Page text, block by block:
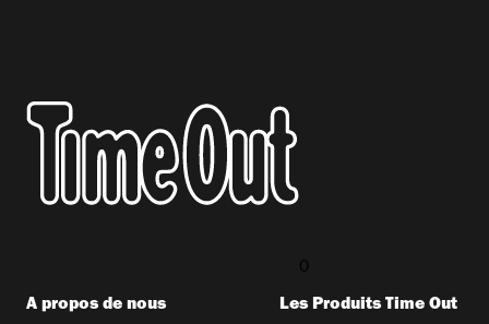
0
A propos de nous Les Produits Time Out​